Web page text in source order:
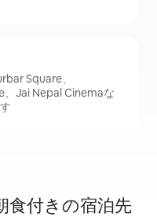
Square、
Jai Nepal Cinemaな
食付きの宿泊先